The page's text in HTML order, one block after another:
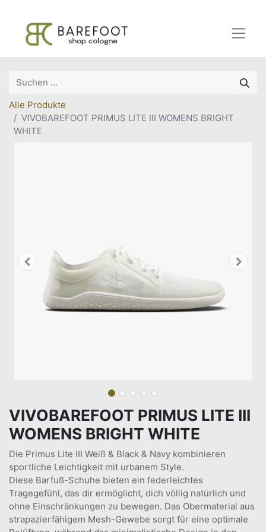
Alle Produkte
VIVOBAREFOOT PRIMUS LITE III WOMENS BRIGHT
WHITE
VIVOBAREFOOT PRIMUS LITE III
WOMENS BRIGHT WHITE
Die Primus Lite III Weiß & Black & Navy kombinieren
sportliche Leichtigkeit mit urbanem Style.
Diese Barfuß-Schuhe bieten ein federleichtes
Tragegefühl, das dir ermöglicht, dich völlig natürlich und
ohne Einschränkungen zu bewegen. Das Obermaterial aus
strapazierfähigem Mesh-Gewebe sorgt für eine optimale